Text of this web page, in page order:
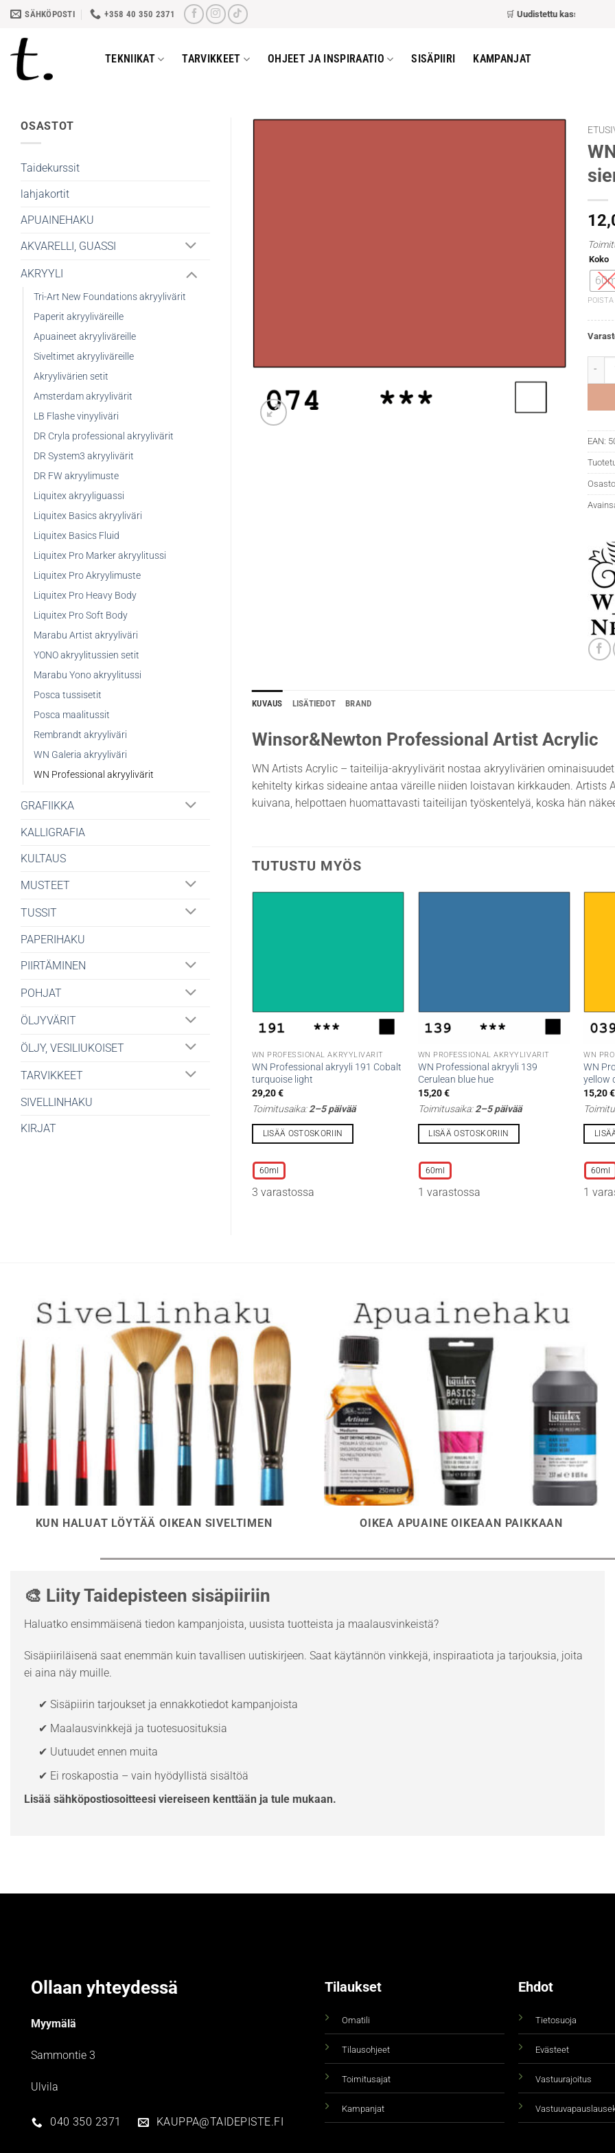
Skip
content
SÄHKÖPOSTI +358 40 350 2371 Uudistettu kassa– nopeampi
TEKNIIKAT TARVIKKEET OHJEET JA INSPIRAATIO SISÄPIIRI KAMPANJAT
OSASTOT
Taidekurssit
lahjakortit
APUAINEHAKU
AKVARELLI, GUASSI
AKRYYLI
Tri-Art New Foundations akryylivärit
Paperit akryyliväreille
Apuaineet akryyliväreille
Siveltimet akryyliväreille
Akryylivärien setit
Amsterdam akryylivärit
LB Flashe vinyyliväri
DR Cryla professional akryylivärit
DR System3 akryylivärit
DR FW akryylimuste
Liquitex akryyliguassi
Liquitex Basics akryyliväri
Liquitex Basics Fluid
Liquitex Pro Marker akryylitussi
Liquitex Pro Akryylimuste
Liquitex Pro Heavy Body
Liquitex Pro Soft Body
Marabu Artist akryyliväri
YONO akryylitussien setit
Marabu Yono akryylitussi
Posca tussisetit
Posca maalitussit
Rembrandt akryyliväri
WN Galeria akryyliväri
WN Professional akryylivärit
GRAFIIKKA
KALLIGRAFIA
KULTAUS
MUSTEET
TUSSIT
PAPERIHAKU
PIIRTÄMINEN
POHJAT
ÖLJYVÄRIT
ÖLJY, VESILIUKOISET
TARVIKKEET
SIVELLINHAKU
KIRJAT
Koko
POISTA
WN
EAN:
KUVAUS LISÄTIEDOT BRAND
Winsor&Newton Professional Artist Acrylic
WN Artists Acrylic – taiteilija-akryylivärit nostaa akryylivärien
kehitelty kirkas sideaine antaa väreille niiden loistavan kirkkauden.
kuivana, helpottaen huomattavasti taiteilijan työskentelyä, koska hän
TUTUSTU MYÖS
WN PROFESSIONAL AKRYYLIVÄRIT
WN Professional akryyli 191 Cobalt
turquoise light
29,20€
Toimitusaika:2–5 päivää
LISÄÄ OSTOSKORIIN
tuotteella
on
useampi
60ml
3 varastossa
WN PROFESSIONAL AKRYYLIVÄRIT
WN Professional akryyli 139
Cerulean blue hue
15,20€
Toimitusaika:2–5 päivää
LISÄÄ OSTOSKORIIN
tuotteella
on
useampi
60ml
1 varastossa
WN
WN
yellow
15,20€
on
60ml
1
KUN HALUAT LÖYTÄÄ OIKEAN SIVELTIMEN OIKEA APUAINE OIKEAAN PAIKKAAN
🎨 Liity Taidepisteen sisäpiiriin
Haluatko ensimmäisenä tiedon kampanjoista, uusista tuotteista ja maalausvinkeistä?
Sisäpiiriläisenä saat enemmän kuin tavallisen uutiskirjeen. Saat käytännön vinkkejä, inspiraatiota ja tarjouksia, joita
ei aina näy muille.
✔ Sisäpiirin tarjoukset ja ennakkotiedot kampanjoista
✔ Maalausvinkkejä ja tuotesuosituksia
✔ Uutuudet ennen muita
✔ Ei roskapostia – vain hyödyllistä sisältöä
Lisää sähköpostiosoitteesi viereiseen kenttään ja tule mukaan.
Ollaan yhteydessä
Myymälä
Sammontie 3
Ulvila
040 350 2371 KAUPPA@TAIDEPISTE.FI
Tilaukset
Omatili
Tilausohjeet
Toimitusajat
Kampanjat
Ehdot
Tietosuoja
Evästeet
Vastuurajoitus